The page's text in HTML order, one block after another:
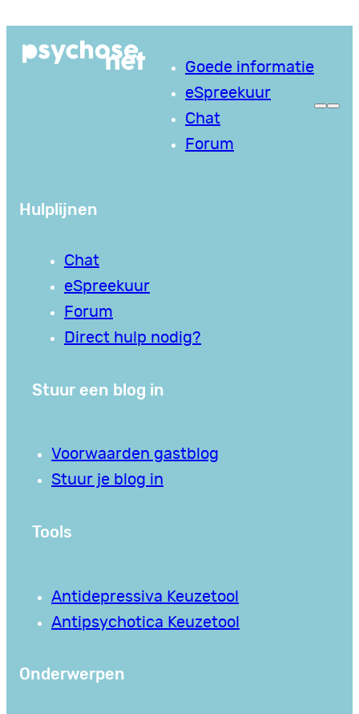
naar
Goede informatie
eSpreekuur
Chat
Forum
Hulplijnen
Chat
eSpreekuur
Forum
Direct hulp nodig?
Stuur een blog in
Voorwaarden gastblog
Stuur je blog in
Tools
Antidepressiva Keuzetool
Antipsychotica Keuzetool
Onderwerpen